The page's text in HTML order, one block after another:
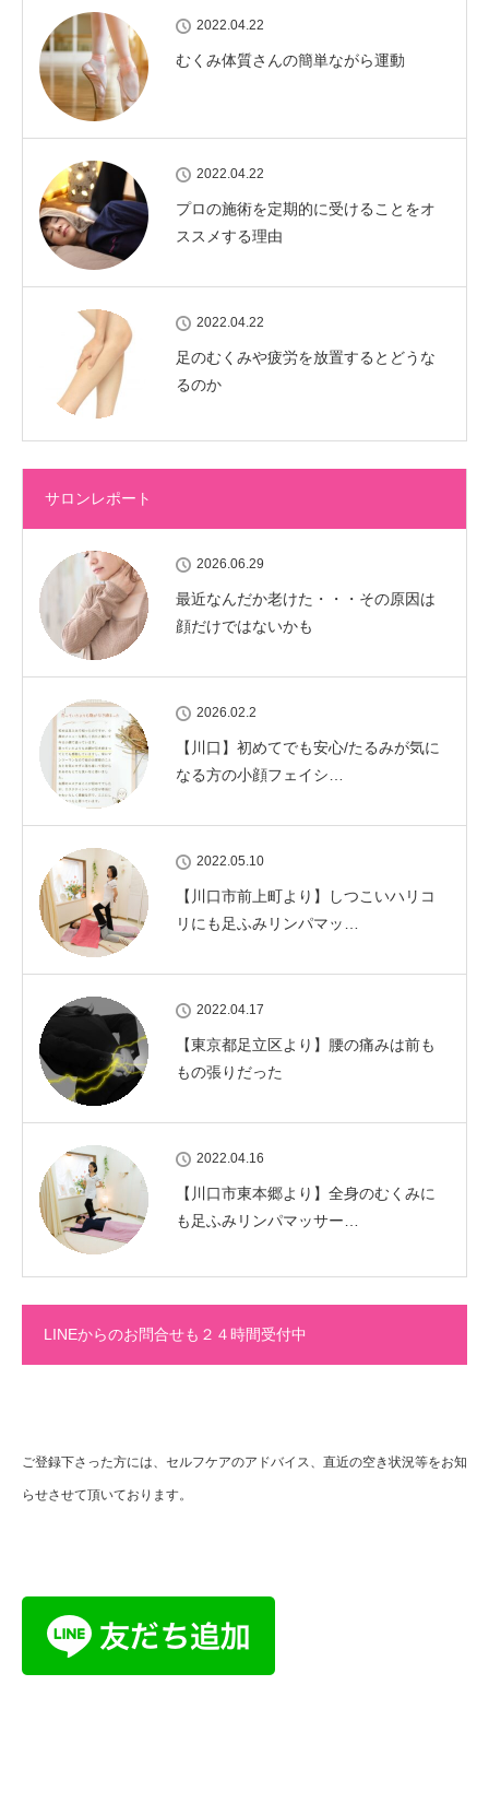
2022.04.22
むくみ体質さんの簡単ながら運動
2022.04.22
プロの施術を定期的に受けることをオ
ススメする理由
2022.04.22
足のむくみや疲労を放置するとどうな
るのか
サロンレポート
2026.06.29
最近なんだか老けた・・・その原因は
顔だけではないかも
2026.02.2
【川口】初めてでも安心/たるみが気に
なる方の小顔フェイシ…
2022.05.10
【川口市前上町より】しつこいハリコ
リにも足ふみリンパマッ…
2022.04.17
【東京都足立区より】腰の痛みは前も
もの張りだった
2022.04.16
【川口市東本郷より】全身のむくみに
も足ふみリンパマッサー…
LINEからのお問合せも２４時間受付中
ご登録下さった方には、セルフケアのアドバイス、直近の空き状況等をお知
らせさせて頂いております。